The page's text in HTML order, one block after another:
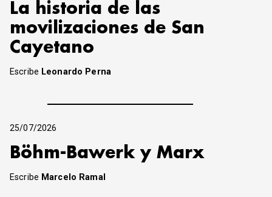
La historia de las
movilizaciones de San
Cayetano
Escribe Leonardo Perna
25/07/2026
Böhm-Bawerk y Marx
Escribe Marcelo Ramal